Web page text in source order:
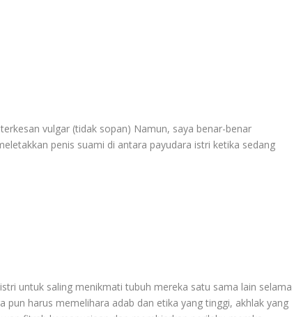
vulgar (tidak sopan) Namun, saya benar-benar
penis suami di antara payudara istri ketika sedang
untuk saling menikmati tubuh mereka satu sama lain selama
pun harus memelihara adab dan etika yang tinggi, akhlak yang